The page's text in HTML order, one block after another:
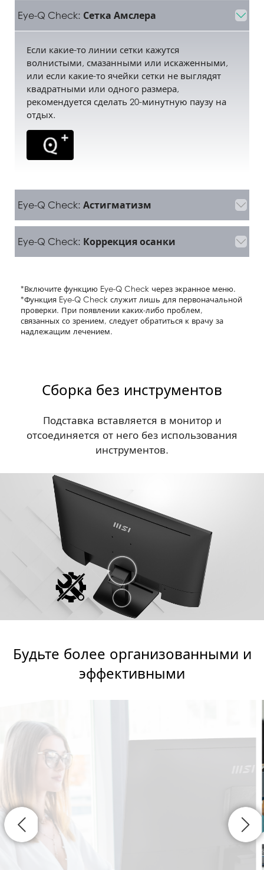
Eye-Q Check: Сетка Амслера
Если какие-то линии сетки кажутся
волнистыми, смазанными или искаженными,
или если какие-то ячейки сетки не выглядят
квадратными или одного размера,
рекомендуется сделать 20-минутную паузу на
отдых.
Eye-Q Check: Астигматизм
Eye-Q Check: Коррекция осанки
*Включите функцию Eye-Q Check через экранное меню.
*Функция Eye-Q Check служит лишь для первоначальной
проверки. При появлении каких-либо проблем,
связанных со зрением, следует обратиться к врачу за
надлежащим лечением.
Сборка без инструментов
Подставка вставляется в монитор и
отсоединяется от него без использования
инструментов.
Будьте более организованными и
эффективными